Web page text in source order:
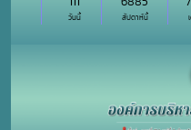
วันนี้ สัปดาห์นี้